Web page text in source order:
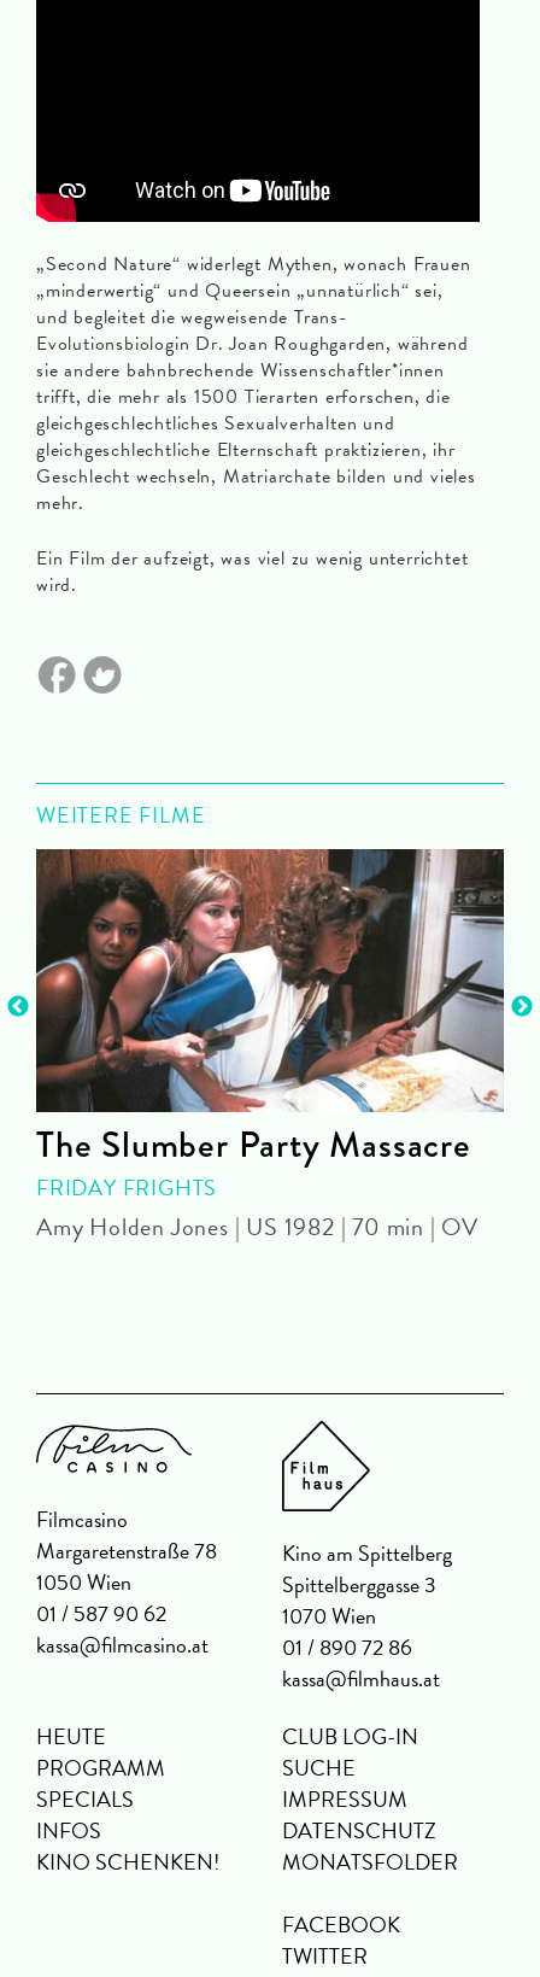
„Second Nature“ widerlegt Mythen, wonach Frauen
„minderwertig“ und Queersein „unnatürlich“ sei,
und begleitet die wegweisende Trans-
Evolutionsbiologin Dr. Joan Roughgarden, während
sie andere bahnbrechende Wissenschaftler*innen
trifft, die mehr als 1500 Tierarten erforschen, die
gleichgeschlechtliches Sexualverhalten und
gleichgeschlechtliche Elternschaft praktizieren, ihr
Geschlecht wechseln, Matriarchate bilden und vieles
mehr.
Ein Film der aufzeigt, was viel zu wenig unterrichtet
wird.
WEITERE FILME
The Slumber Party Massacre
FRIDAY FRIGHTS
Amy Holden Jones | US 1982 | 70 min | OV
Filmcasino
Margaretenstraße 78
1050 Wien
01 / 587 90 62
kassa@filmcasino.at
Kino am Spittelberg
Spittelberggasse 3
1070 Wien
01 / 890 72 86
kassa@filmhaus.at
HEUTE
PROGRAMM
SPECIALS
INFOS
KINO SCHENKEN!
CLUB LOG-IN
SUCHE
IMPRESSUM
DATENSCHUTZ
MONATSFOLDER
FACEBOOK
TWITTER